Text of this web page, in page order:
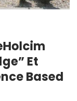
Et
Based